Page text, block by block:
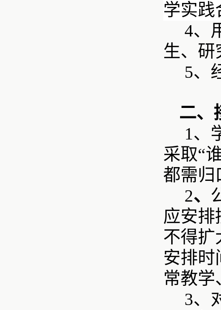
学实践
4、
生、研
5、
二、
1、
采取“
都需归
2、
应安排
不得扩
安排时
常教学
3、